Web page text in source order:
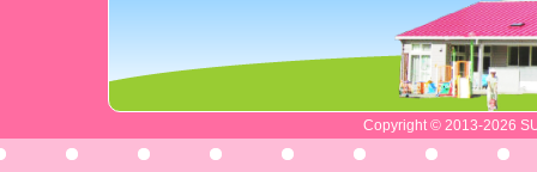
Copyright © 2013-2026